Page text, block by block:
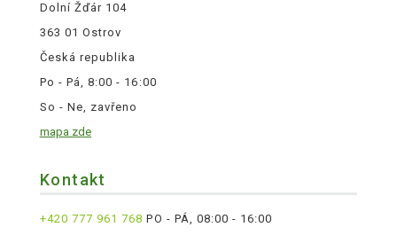
Dolní Žďár 104
363 01 Ostrov
Česká republika
Po - Pá, 8:00 - 16:00
So - Ne, zavřeno
mapa zde
Kontakt
+420 777 961 768 PO - PÁ, 08:00 - 16:00